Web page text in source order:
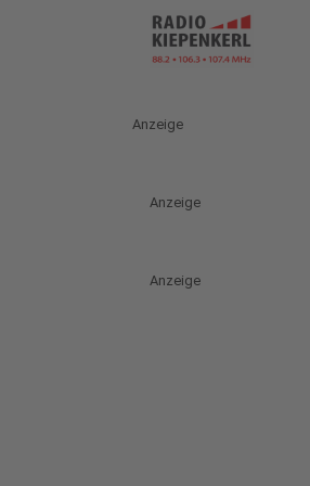
Anzeige
Anzeige
Anzeige